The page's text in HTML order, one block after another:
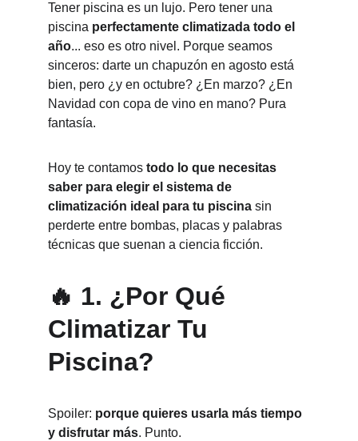
Tener piscina es un lujo. Pero tener una
piscina perfectamente climatizada todo el
año... eso es otro nivel. Porque seamos
sinceros: darte un chapuzón en agosto está
bien, pero ¿y en octubre? ¿En marzo? ¿En
Navidad con copa de vino en mano? Pura
fantasía.
Hoy te contamos todo lo que necesitas
saber para elegir el sistema de
climatización ideal para tu piscina sin
perderte entre bombas, placas y palabras
técnicas que suenan a ciencia ficción.
🔥 1. ¿Por Qué
Climatizar Tu
Piscina?
Spoiler: porque quieres usarla más tiempo
y disfrutar más. Punto.